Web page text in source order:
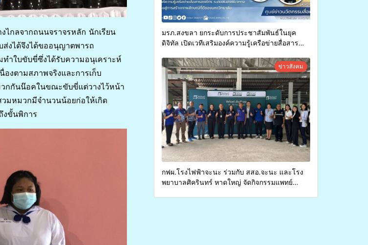
ไกลจากถนนจราจรหลัก นักเรียน
ส่งได้จึงได้ขออนุญาตพารถ
ำใบขับขี่ซึ่งได้รับความอนุเคราะห์
งตามสภาพจริงและการเก็บ
กกันน๊อคในขณะขับขี่แต่วางไว้หน้า
มหมวกมีจำนวนน้อยก่อให้เกิด
งขั้นพิการ
มรภ.สงขลา ยกระดับการประชาสัมพันธ์ในยุค
ดิจิทัล เปิดเวทีเสริมองค์ความรู้เครือข่ายสื่อสาร
การสร้างภาพลักษณ์ที่ดีของมหาวิทยาลัยข่าวสังคม
กฟผ.โรงไฟฟ้าจะนะ ร่วมกับ สสอ.จะนะ และโรง
พยาบาลศิครินทร์ หาดใหญ่ จัดกิจกรรมแพทย์